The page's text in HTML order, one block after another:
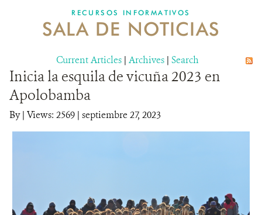
NOSOTROS
DONA
RECURSOS INFORMATIVOS
SALA DE NOTICIAS
Current Articles | Archives | Search
Inicia la esquila de vicuña 2023 en
Apolobamba
By| Views: 2569 | septiembre 27, 2023